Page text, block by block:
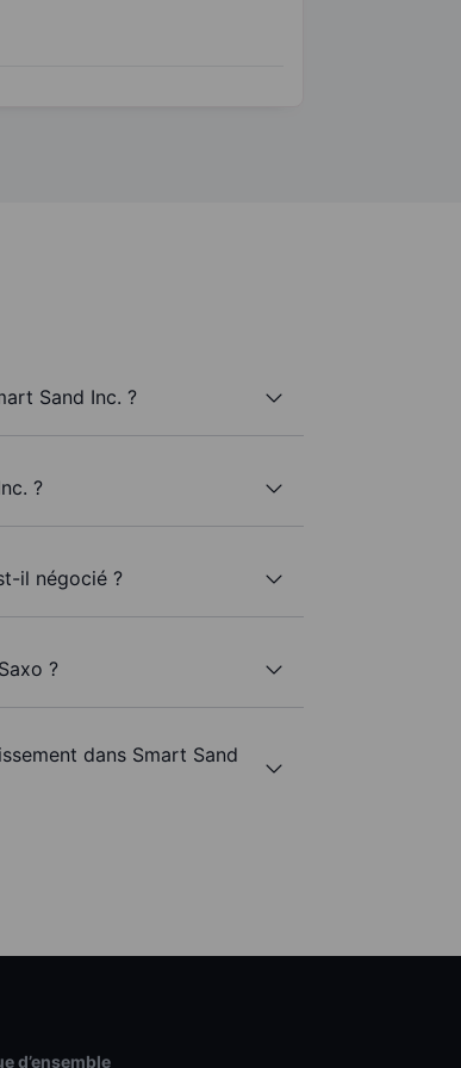
Sand Inc. ?
?
il négocié ?
?
dans Smart Sand
d’ensemble